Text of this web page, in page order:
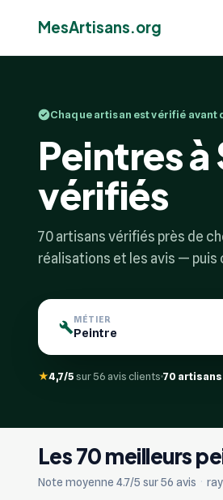
MesArtisans.org
Chaque artisan est vérifié avant
Peintres
vérifiés
70 artisans vérifiés près de
réalisations et les avis —
MÉTIER
★4,7/5sur 56 avis clients 70 artisans
Les 70 meilleurs
Note moyenne 4.7/5 sur 56 avis ·
+17